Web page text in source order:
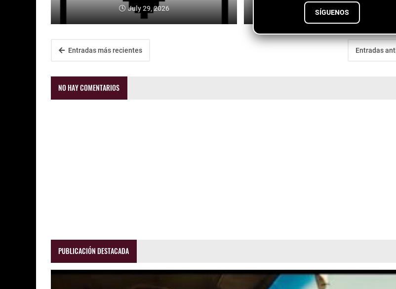
SÍGUENOS
July 29, 2026 July 28, 2026
Entradas más recientes Entradas
NO HAY COMENTARIOS
PUBLICACIÓN DESTACADA